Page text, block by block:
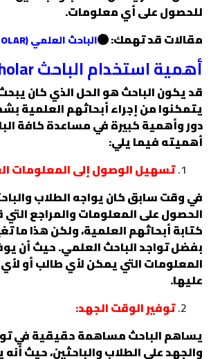
للحصول على أي معلومات.
مقالات قد تهمك:
الباحث العلمي (GOOGLE SCHOLAR)
أهمية استخدام الباحث google scholar
قد يكون الباحث هو الحل الذي كان
يتمكنوا من إجراء أبحاثهم العلمية
دور وأهمية كبيرة في مساعدة كافة
أهميته فيما يلي:
تسهيل الوصول إلى المعلومات
في وقت سابق كان يواجه الطلاب
الحصول على المعلومات والمراجع
كتابة أبحاثهم العلمية، ولكن هذا ما
بفضل تواجد الباحث العلمي. حيث أن
المعلومات التي يمكن لأي طالب أو لأي
عليها.
توفير الوقت الجهد:
يساهم الباحث مساهمة حقيقية في
والجهد على الطلاب والباحثين، حيث